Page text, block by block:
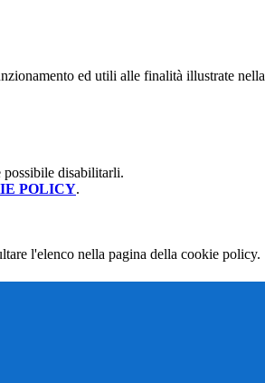
ed utili alle finalità illustrate nella
possibile disabilitarli.
POLICY.
l'elenco nella pagina della cookie policy.